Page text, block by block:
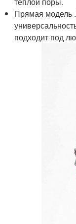
Прямая модель
подходит под